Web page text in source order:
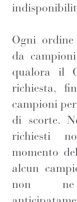
Ogni ordine
da
qualora il
richiesta,
campioni
di scorte.
richiesti
momento
alcun
non ne